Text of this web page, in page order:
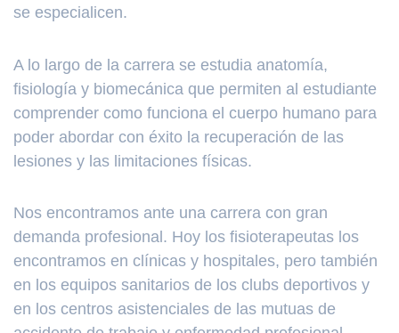
se especialicen.
A lo largo de la carrera se estudia anatomía,
fisiología y biomecánica que permiten al estudiante
comprender como funciona el cuerpo humano para
poder abordar con éxito la recuperación de las
lesiones y las limitaciones físicas.
Nos encontramos ante una carrera con gran
demanda profesional. Hoy los fisioterapeutas los
encontramos en clínicas y hospitales, pero también
en los equipos sanitarios de los clubs deportivos y
en los centros asistenciales de las mutuas de